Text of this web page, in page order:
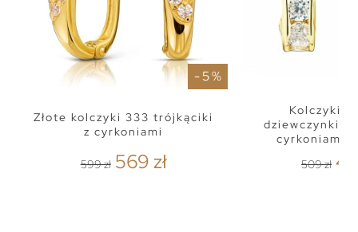
- 5 %
Złote kolczyki 333 trójkąciki
z cyrkoniami
599 zł 569 zł
Kolczyki
dziewczynki
cyrkoniami
509 zł